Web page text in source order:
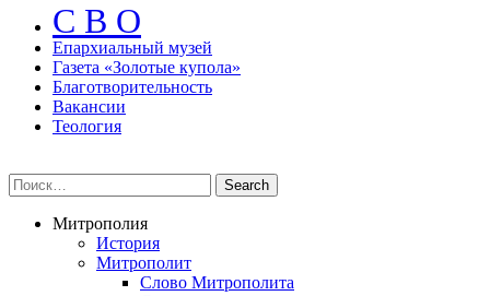
С В О
Епархиальный музeй
Газета «Золотые купола»
Благотворительность
Вакансии
Теология
Митрополия
История
Митрополит
Слово Митрополита